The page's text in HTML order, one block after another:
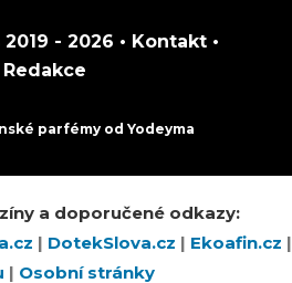
- 2026 • Kontakt•
Redakce
parfémyod Yodeyma
a doporučené odkazy:
| DotekSlova.cz | Ekoafin.cz |
| Osobní stránky